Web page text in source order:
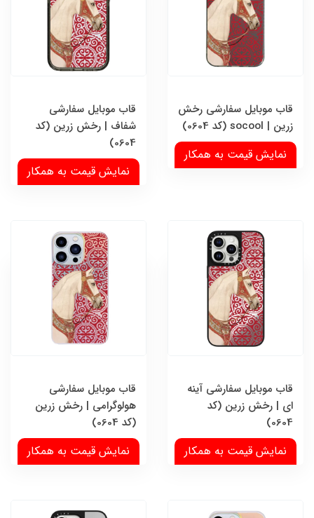
قاب موبایل سفارشی رخش
زرین | socool (کد 0604)
نمایش قیمت به همکار
قاب موبایل سفارشی
شفاف | رخش زرین (کد
0604)
نمایش قیمت به همکار
قاب موبایل سفارشی آینه
ای | رخش زرین (کد
0604)
نمایش قیمت به همکار
قاب موبایل سفارشی
هولوگرامی | رخش زرین
(کد 0604)
نمایش قیمت به همکار